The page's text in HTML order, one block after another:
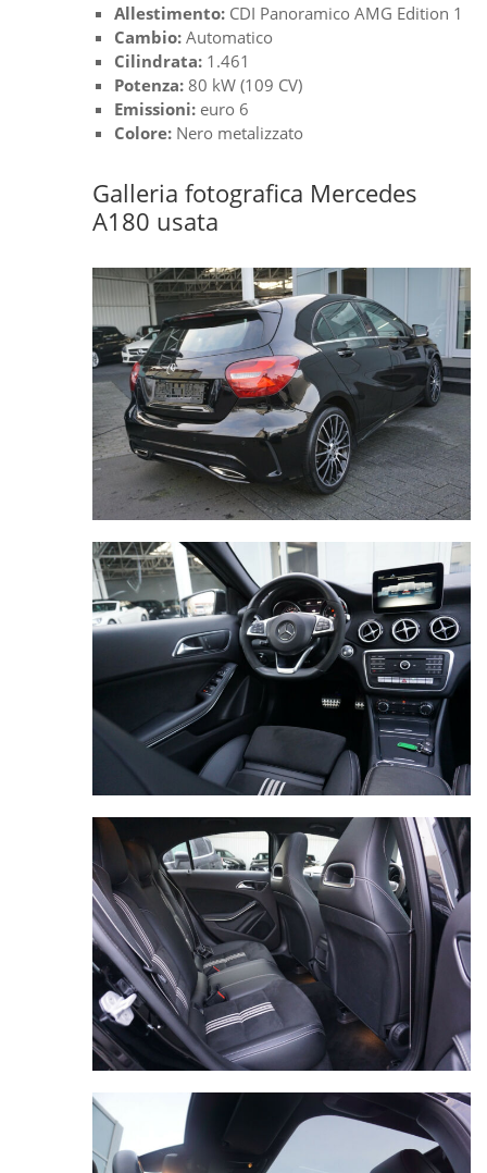
Allestimento: CDI Panoramico AMG Edition 1
Cambio: Automatico
Cilindrata: 1.461
Potenza: 80 kW (109 CV)
Emissioni: euro 6
Colore: Nero metalizzato
Galleria fotografica Mercedes
A180 usata